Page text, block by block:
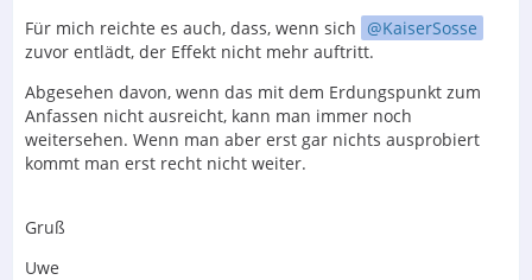
Für mich reichte es auch, dass, wenn sich
KaiserSosse
zuvor entlädt, der Effekt nicht mehr auftritt.
Abgesehen davon, wenn das mit dem Erdungspunkt zum
Anfassen nicht ausreicht, kann man immer noch
weitersehen. Wenn man aber erst gar nichts ausprobiert
kommt man erst recht nicht weiter.
Gruß
Uwe